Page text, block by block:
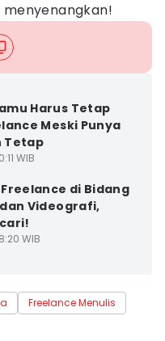
Harus Tetap
Meski Punya
Tetap
WIB
di Bidang
Videografi,
WIB
Freelance Menulis